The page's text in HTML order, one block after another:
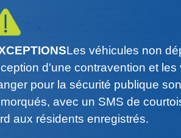
Les véhicules non
d'une contravention et
pour la sécurité publique
avec un SMS de
aux résidents enregistrés.